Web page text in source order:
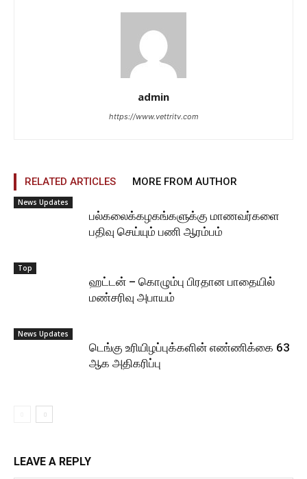
admin
https://www.vettritv.com
RELATED ARTICLES MORE FROM AUTHOR
News Updates
பல்கலைக்கழகங்களுக்கு மாணவர்களை
பதிவு செய்யும் பணி ஆரம்பம்
Top
ஹட்டன் – கொழும்பு பிரதான பாதையில்
மண்சரிவு அபாயம்
News Updates
டெங்கு உரியிழப்புக்களின் எண்ணிக்கை 63
ஆக அதிகரிப்பு
LEAVE A REPLY